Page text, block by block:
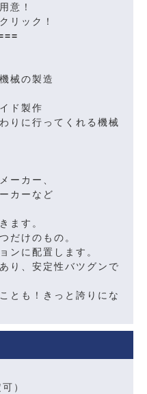
意！
リック！
械の製造
ド製作
りに行ってくれる機械
ーカー、
カーなど
ます。
だけのもの。
ンに配置します。
り、安定性バツグンで
とも！きっと誇りにな
）